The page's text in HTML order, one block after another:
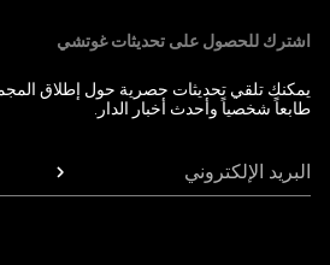
اشترك للحصول على تحديثات غوتشي
يمكنك تلقي تحديثات حصرية حول إطلاق
طابعاً شخصياً وأحدث أخبار الدار.
البريد الإلكتروني